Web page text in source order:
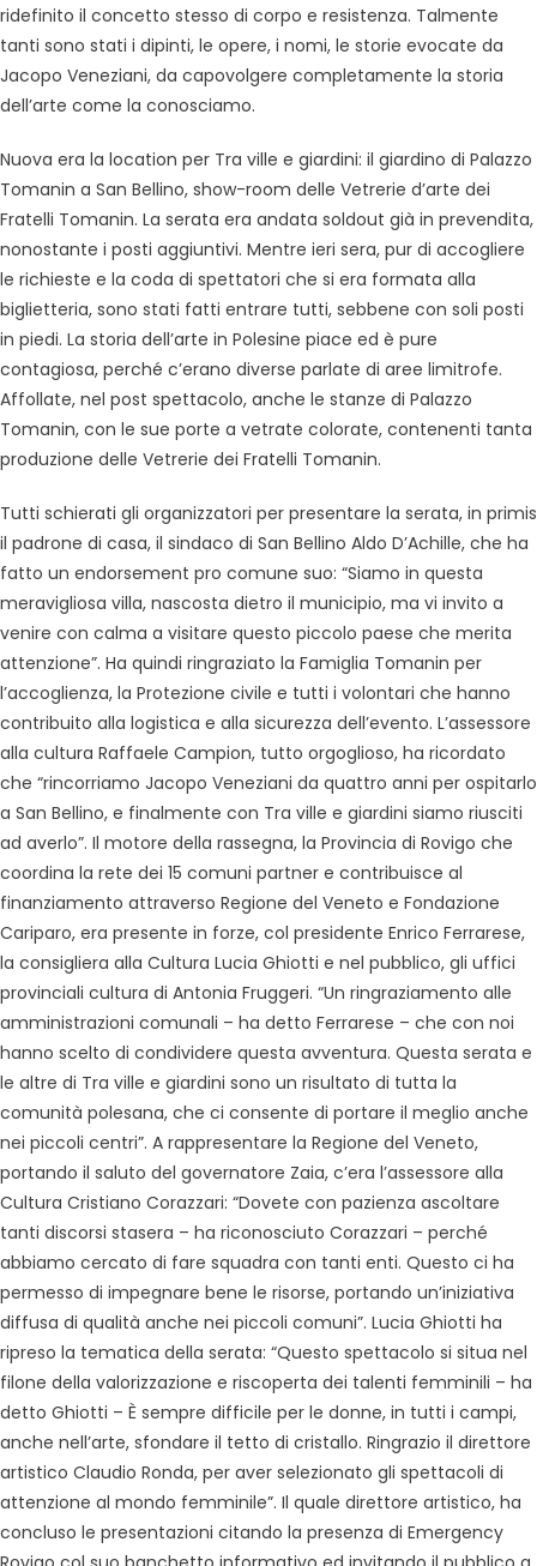
ridefinito il concetto stesso di corpo e resistenza. Talmente
tanti sono stati i dipinti, le opere, i nomi, le storie evocate da
Jacopo Veneziani, da capovolgere completamente la storia
dell’arte come la conosciamo.
Nuova era la location per Tra ville e giardini: il giardino di Palazzo
Tomanin a San Bellino, show-room delle Vetrerie d’arte dei
Fratelli Tomanin. La serata era andata soldout già in prevendita,
nonostante i posti aggiuntivi. Mentre ieri sera, pur di accogliere
le richieste e la coda di spettatori che si era formata alla
biglietteria, sono stati fatti entrare tutti, sebbene con soli posti
in piedi. La storia dell’arte in Polesine piace ed è pure
contagiosa, perché c’erano diverse parlate di aree limitrofe.
Affollate, nel post spettacolo, anche le stanze di Palazzo
Tomanin, con le sue porte a vetrate colorate, contenenti tanta
produzione delle Vetrerie dei Fratelli Tomanin.
Tutti schierati gli organizzatori per presentare la serata, in primis
il padrone di casa, il sindaco di San Bellino Aldo D’Achille, che ha
fatto un endorsement pro comune suo: “Siamo in questa
meravigliosa villa, nascosta dietro il municipio, ma vi invito a
venire con calma a visitare questo piccolo paese che merita
attenzione”. Ha quindi ringraziato la Famiglia Tomanin per
l’accoglienza, la Protezione civile e tutti i volontari che hanno
contribuito alla logistica e alla sicurezza dell’evento. L’assessore
alla cultura Raffaele Campion, tutto orgoglioso, ha ricordato
che “rincorriamo Jacopo Veneziani da quattro anni per ospitarlo
a San Bellino, e finalmente con Tra ville e giardini siamo riusciti
ad averlo”. Il motore della rassegna, la Provincia di Rovigo che
coordina la rete dei 15 comuni partner e contribuisce al
finanziamento attraverso Regione del Veneto e Fondazione
Cariparo, era presente in forze, col presidente Enrico Ferrarese,
la consigliera alla Cultura Lucia Ghiotti e nel pubblico, gli uffici
provinciali cultura di Antonia Fruggeri. “Un ringraziamento alle
amministrazioni comunali – ha detto Ferrarese – che con noi
hanno scelto di condividere questa avventura. Questa serata e
le altre di Tra ville e giardini sono un risultato di tutta la
comunità polesana, che ci consente di portare il meglio anche
nei piccoli centri”. A rappresentare la Regione del Veneto,
portando il saluto del governatore Zaia, c’era l’assessore alla
Cultura Cristiano Corazzari: “Dovete con pazienza ascoltare
tanti discorsi stasera – ha riconosciuto Corazzari – perché
abbiamo cercato di fare squadra con tanti enti. Questo ci ha
permesso di impegnare bene le risorse, portando un’iniziativa
diffusa di qualità anche nei piccoli comuni”. Lucia Ghiotti ha
ripreso la tematica della serata: “Questo spettacolo si situa nel
filone della valorizzazione e riscoperta dei talenti femminili – ha
detto Ghiotti – È sempre difficile per le donne, in tutti i campi,
anche nell’arte, sfondare il tetto di cristallo. Ringrazio il direttore
artistico Claudio Ronda, per aver selezionato gli spettacoli di
attenzione al mondo femminile”. Il quale direttore artistico, ha
concluso le presentazioni citando la presenza di Emergency